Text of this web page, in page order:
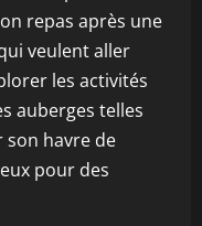
repas après une
veulent aller
les activités
auberges telles
son havre de
pour des